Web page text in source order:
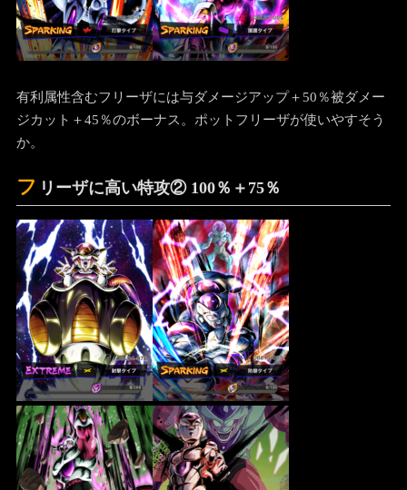
有利属性含むフリーザには与ダメージアップ＋50％被ダメー
ジカット＋45％のボーナス。ポットフリーザが使いやすそう
か。
フ リーザに高い特攻② 100％＋75％